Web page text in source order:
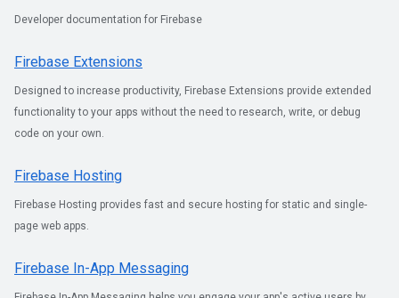
Developer documentation for Firebase
Firebase Extensions
Designed to increase productivity, Firebase Extensions provide extended
functionality to your apps without the need to research, write, or debug
code on your own.
Firebase Hosting
Firebase Hosting provides fast and secure hosting for static and single-
page web apps.
Firebase In-App Messaging